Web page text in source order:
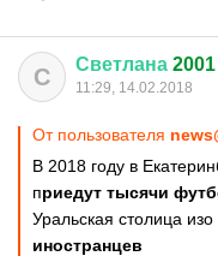
С Светлана 2001
11:29, 14.02.2018
От пользователя
В 2018 году в
приедут тысячи
Уральская столица изо
иностранцев